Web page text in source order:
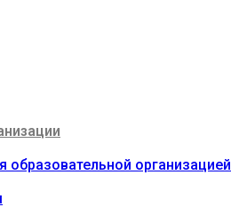
образовательной организацией